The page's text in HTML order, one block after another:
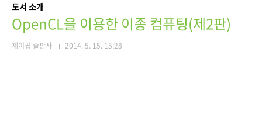
도서 소개
OpenCL을 이용한 이종 컴퓨팅(제2판)
제이펍 출판사 2014. 5. 15. 15:28